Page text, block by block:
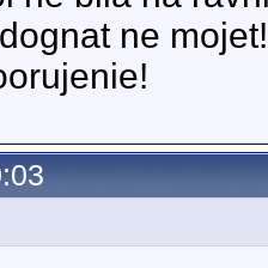
ne